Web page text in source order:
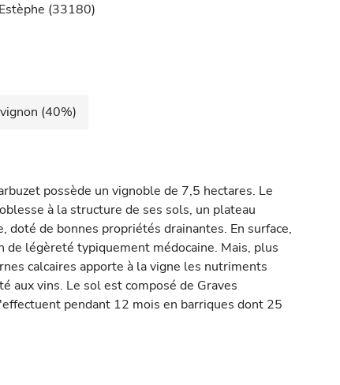
(33180)
(40%)
possède un vignoble de 7,5 hectares. Le
à la structure de ses sols, un plateau
doté de bonnes propriétés drainantes. En surface,
légèreté typiquement médocaine. Mais, plus
calcaires apporte à la vigne les nutriments
aux vins. Le sol est composé de Graves
pendant 12 mois en barriques dont 25